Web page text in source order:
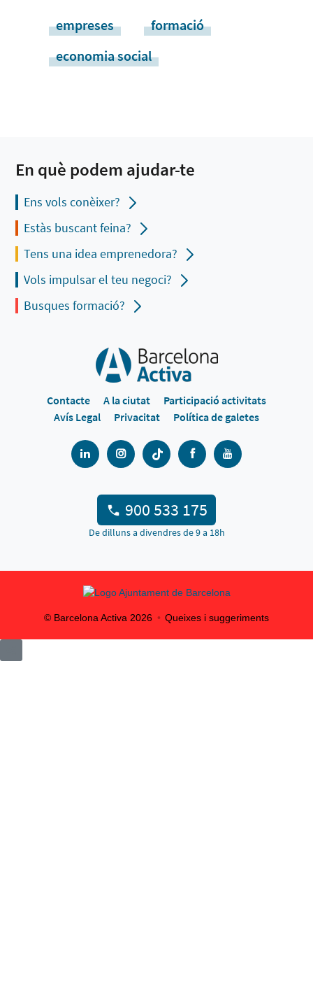
empreses
formació
economia social
En què podem ajudar-te
Ens vols conèixer?
Estàs buscant feina?
Tens una idea emprenedora?
Vols impulsar el teu negoci?
Busques formació?
Contacte A la ciutat
Participació activitats
Avís Legal
Privacitat Política de galetes
900 533 175
De dilluns a divendres de 9 a 18h
© Barcelona Activa 2026 Queixes i suggeriments